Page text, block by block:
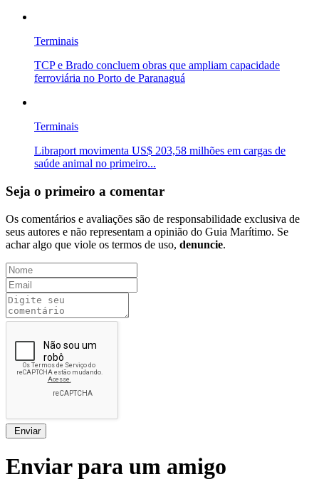
Terminais
TCP e Brado concluem obras que ampliam capacidade
ferroviária no Porto de Paranaguá
Terminais
Libraport movimenta US$ 203,58 milhões em cargas de
saúde animal no primeiro...
Seja o primeiro a comentar
Os comentários e avaliações são de responsabilidade exclusiva de
seus autores e não representam a opinião do Guia Marítimo. Se
achar algo que viole os termos de uso, denuncie.
Enviar
Enviar para um amigo